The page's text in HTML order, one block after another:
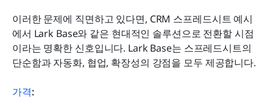
이러한 문제에 직면하고 있다면, CRM 스프레드시트 예시
에서 Lark Base와 같은 현대적인 솔루션으로 전환할 시점
이라는 명확한 신호입니다. Lark Base는 스프레드시트의
단순함과 자동화, 협업, 확장성의 강점을 모두 제공합니다.
가격: